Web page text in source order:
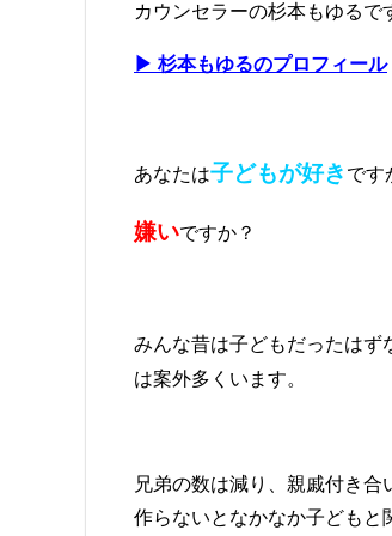
カウンセラーの杉本もゆるで
▶ 杉本もゆるのプロフィール
あなたは子どもが好き です
嫌いですか？
みんな昔は子どもだったはず
は案外多くいます。
兄弟の数は減り、親戚付き
作らないとなかなか子どもと